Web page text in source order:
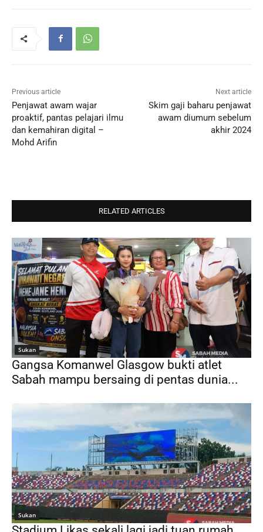
Previous article
Penjawat awam wajar
proaktif, pantas pelajari ilmu
dan kemahiran digital –
Mohd Arifin
Next article
Skim gaji baharu penjawat
awam diumum sebelum
akhir 2024
RELATED ARTICLES
Sukan
Gangsa Komanwel Glasgow bukti atlet
Sabah mampu bersaing di pentas dunia...
Sukan